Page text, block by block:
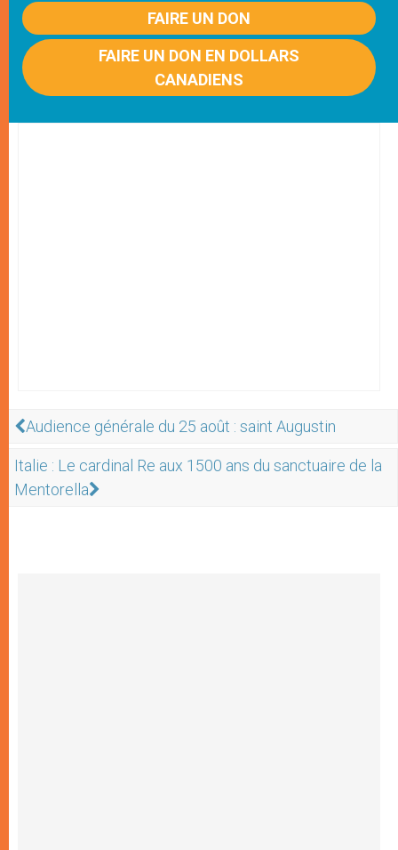
FAIRE UN DON
FAIRE UN DON EN DOLLARS
CANADIENS
Audience générale du 25 août : saint Augustin
Italie : Le cardinal Re aux 1500 ans du sanctuaire de la
Mentorella